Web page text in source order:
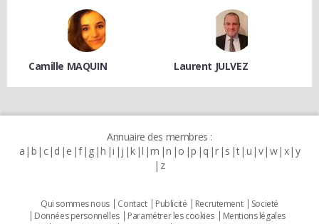
Camille MAQUIN Laurent JULVEZ
Annuaire des membres :
a b c d e f g h i j k l m n o p q r s t u v w x y
z
Qui sommes nous Contact Publicité Recrutement
Societé
Données personnelles
Paramétrer les cookies
Mentions légales